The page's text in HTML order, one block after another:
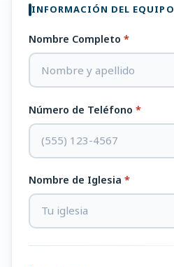
INFORMACIÓN DEL EQUIPO
Nombre Completo *
Número de Teléfono *
Nombre de Iglesia *